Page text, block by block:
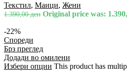
Текстил, Маици, Жени
1.390,00ден Original price was:
-22%
Спореди
Брз преглед
Додади во омилени
Избери опции This product has